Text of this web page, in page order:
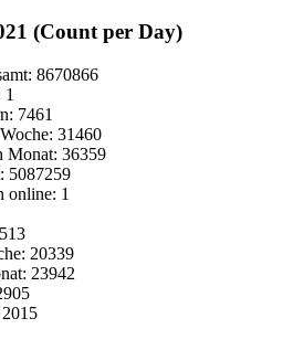
(Count per Day)
8670866
7461
31460
Monat: 36359
5087259
online: 1
20339
23942